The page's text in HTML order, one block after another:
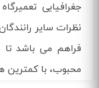
جغرافیایی
نظرات سایر
فراهم می باشد تا
محبوب، با کمترین